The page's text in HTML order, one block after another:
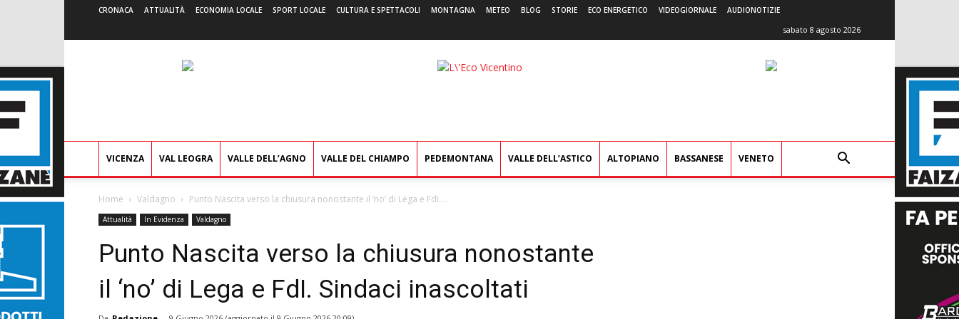
CRONACA ATTUALITÀ ECONOMIA LOCALE SPORT LOCALE CULTURA E SPETTACOLI MONTAGNA METEO BLOG STORIE ECO ENERGETICO VIDEOGIORNALE AUDIONOTIZIE
sabato 8 agosto 2026
L'Eco
VICENZA VAL LEOGRA VALLE DELL’AGNO VALLE DEL CHIAMPO PEDEMONTANA VALLE DELL’ASTICO ALTOPIANO BASSANESE VENETO
Home Valdagno Punto Nascita verso la chiusura nonostante il ‘no’ di Lega e FdI....
Attualità In Evidenza Valdagno
Punto Nascita verso la chiusura nonostante
il ‘no’ di Lega e FdI. Sindaci inascoltati